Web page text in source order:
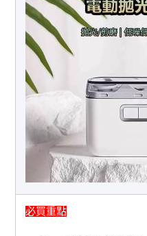
必買重點